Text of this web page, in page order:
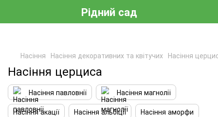
Рідний сад
Насіння Насіння декоративних та квітучих Насіння
Насіння церциса
Насіння павловнії
Насіння магнолії
Насіння акації
Насіння альбіції
Насіння аморфи